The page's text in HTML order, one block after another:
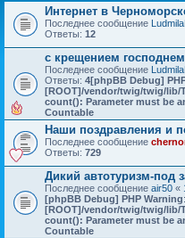
Интернет в
Последнее сообщение
Ответы: 12
с крещением
Последнее сообщение
Ответы: 4[phpBB Debug]
[ROOT]/vendor/twig/twig/lib/
count(): Parameter must be
Countable
Наши поздравления и
Последнее сообщение
Ответы: 729
Дикий автотуризм-под
Последнее сообщение air50 «
[phpBB Debug] PHP Warning
[ROOT]/vendor/twig/twig/lib/
count(): Parameter must be
Countable